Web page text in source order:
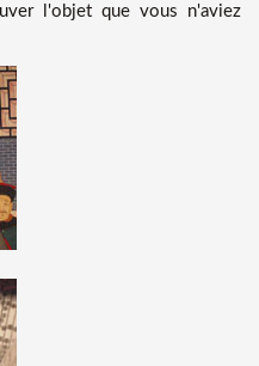
l'objet que vous n'aviez